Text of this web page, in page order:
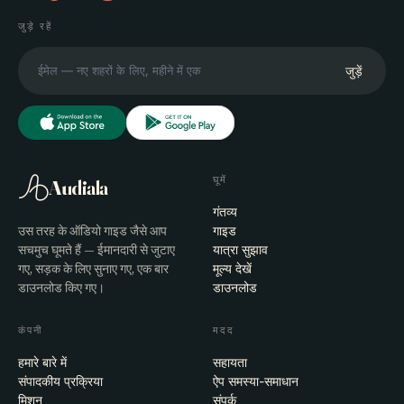
जुड़े रहें
जुड़ें
Audiala
उस तरह के ऑडियो गाइड जैसे आप
सचमुच घूमते हैं — ईमानदारी से जुटाए
गए, सड़क के लिए सुनाए गए, एक बार
डाउनलोड किए गए।
घूमें
गंतव्य
गाइड
यात्रा सुझाव
मूल्य देखें
डाउनलोड
कंपनी
हमारे बारे में
संपादकीय प्रक्रिया
मिशन
मदद
सहायता
ऐप समस्या-समाधान
संपर्क